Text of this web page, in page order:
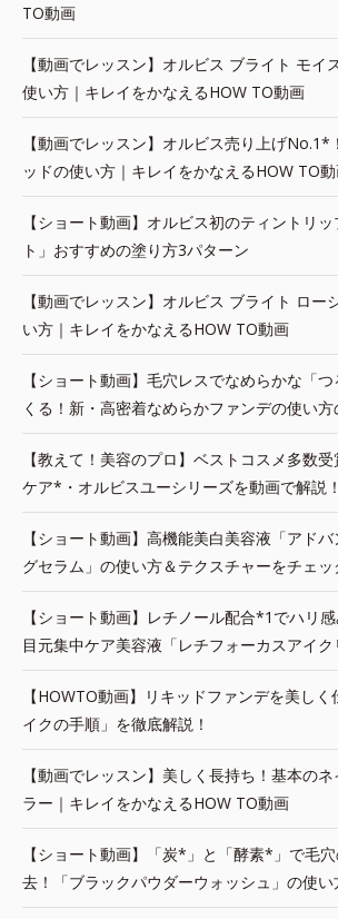
TO動画
【動画でレッスン】オルビス ブライト モイ
使い方｜キレイをかなえるHOW TO動画
【動画でレッスン】オルビス売り上げNo.1*
ッドの使い方｜キレイをかなえるHOW TO
【ショート動画】オルビス初のティントリ
ト」おすすめの塗り方3パターン
【動画でレッスン】オルビス ブライト ロー
い方｜キレイをかなえるHOW TO動画
【ショート動画】毛穴レスでなめらかな「
くる！新・高密着なめらかファンデの使い
【教えて！美容のプロ】ベストコスメ多数
ケア*・オルビスユーシリーズを動画で解説！
【ショート動画】高機能美白美容液「アド
グセラム」の使い方＆テクスチャーをチェッ
【ショート動画】レチノール配合*1でハリ
目元集中ケア美容液「レチフォーカスアイク
【HOWTO動画】リキッドファンデを美し
イクの手順」を徹底解説！
【動画でレッスン】美しく長持ち！基本の
ラー｜キレイをかなえるHOW TO動画
【ショート動画】「炭*」と「酵素*」で毛
去！「ブラックパウダーウォッシュ」の使